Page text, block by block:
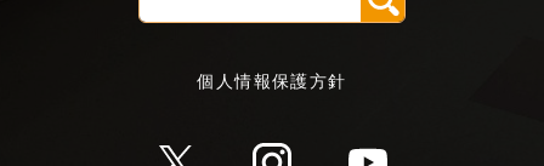
個人情報保護方針